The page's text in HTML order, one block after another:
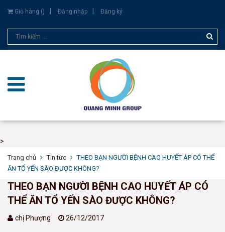
Giỏ hàng () Đăng nhập Đăng ký
>
Trang chủ Tin tức
THEO BẠN NGƯỜI BỆNH CAO HUYẾT ÁP CÓ THỂ
ĂN TỔ YẾN SÀO ĐƯỢC KHÔNG?
THEO BẠN NGƯỜI BỆNH CAO HUYẾT ÁP CÓ
THỂ ĂN TỔ YẾN SÀO ĐƯỢC KHÔNG?
chị Phượng 26/12/2017